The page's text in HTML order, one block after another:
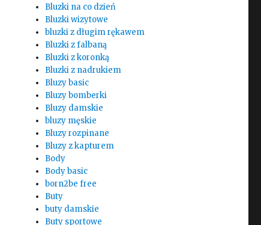
Bluzki na co dzień
Bluzki wizytowe
bluzki z długim rękawem
Bluzki z falbaną
Bluzki z koronką
Bluzki z nadrukiem
Bluzy basic
Bluzy bomberki
Bluzy damskie
bluzy męskie
Bluzy rozpinane
Bluzy z kapturem
Body
Body basic
born2be free
Buty
buty damskie
Buty sportowe